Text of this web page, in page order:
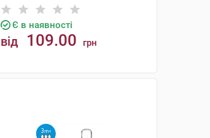
Є в наявності
від 109.00 грн